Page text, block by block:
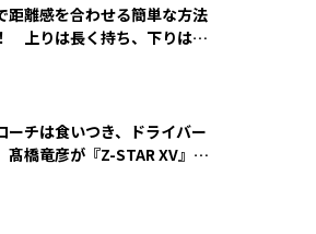
距離感を合わせる簡単な方法
上りは長く持ち、下りは短
ーチは食いつき、ドライバー
髙橋竜彦が『Z-STAR XV』を